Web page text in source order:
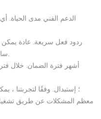
ساعة واحدة ، وآخرها لن يتجاوز 10 ساعات.
معظم المشكلات عن طريق تشغيل